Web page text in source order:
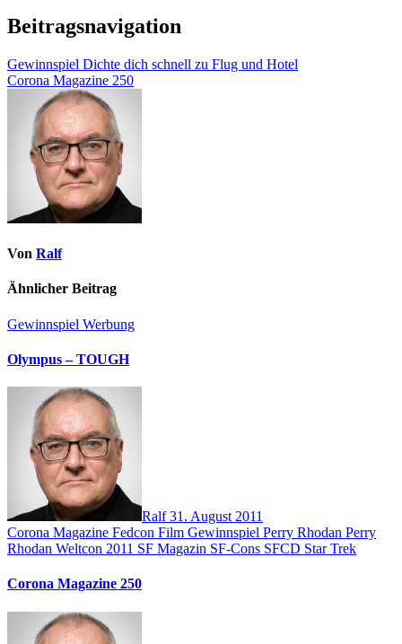
Beitragsnavigation
Gewinnspiel Dichte dich schnell zu Flug und Hotel
Corona Magazine 250
Von Ralf
Ähnlicher Beitrag
Gewinnspiel Werbung
Olympus – TOUGH
Ralf31. August 2011
Corona Magazine Fedcon Film Gewinnspiel Perry Rhodan Perry
Rhodan Weltcon 2011 SF Magazin SF-Cons SFCD Star Trek
Corona Magazine 250